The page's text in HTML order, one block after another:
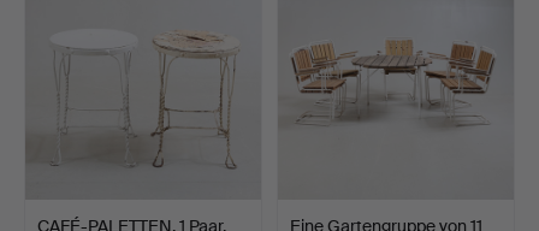
CAFÉ-PALETTEN, 1 Paar,
Eine Gartengruppe von 11